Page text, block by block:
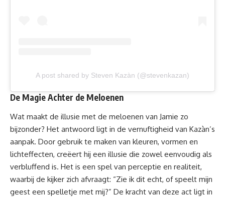
A post shared by Steven Kazàn (@stevenkazan)
De Magie Achter de Meloenen
Wat maakt de illusie met de meloenen van Jamie zo
bijzonder? Het antwoord ligt in de vernuftigheid van Kazàn’s
aanpak. Door gebruik te maken van kleuren, vormen en
lichteffecten, creëert hij een illusie die zowel eenvoudig als
verbluffend is. Het is een spel van perceptie en realiteit,
waarbij de kijker zich afvraagt: “Zie ik dit echt, of speelt mijn
geest een spelletje met mij?” De kracht van deze act ligt in